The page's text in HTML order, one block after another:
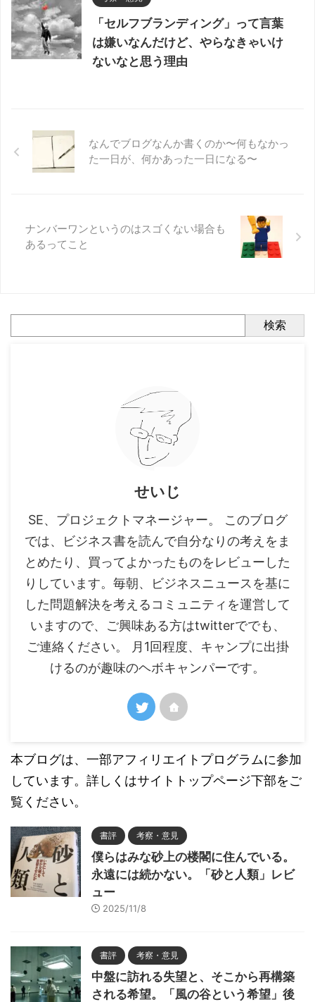
「セルフブランディング」って言葉
は嫌いなんだけど、やらなきゃいけ
ないなと思う理由
なんでブログなんか書くのか〜何もなかっ
た一日が、何かあった一日になる〜
ナンバーワンというのはスゴくない場合も
あるってこと
検索
せいじ
SE、プロジェクトマネージャー。 このブログ
では、ビジネス書を読んで自分なりの考えをま
とめたり、買ってよかったものをレビューした
りしています。毎朝、ビジネスニュースを基に
した問題解決を考えるコミュニティを運営して
いますので、ご興味ある方はtwitterででも、
ご連絡ください。 月1回程度、キャンプに出掛
けるのが趣味のヘボキャンパーです。
本ブログは、一部アフィリエイトプログラムに参加
しています。詳しくはサイトトップページ下部をご
覧ください。
書評 考察・意見
僕らはみな砂上の楼閣に住んでいる。
永遠には続かない。「砂と人類」レビ
ュー
2025/11/8
書評 考察・意見
中盤に訪れる失望と、そこから再構築
される希望。「風の谷という希望」後